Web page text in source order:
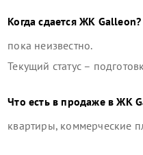
Когда сдаетсяЖК Galleon?
пока неизвестно.
Текущий статус –
Что есть в продаже вЖК
квартиры, коммерческие